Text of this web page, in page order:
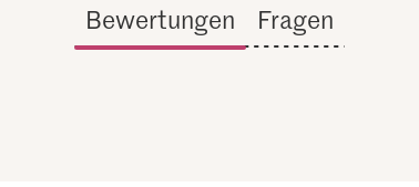
Bewertungen Fragen